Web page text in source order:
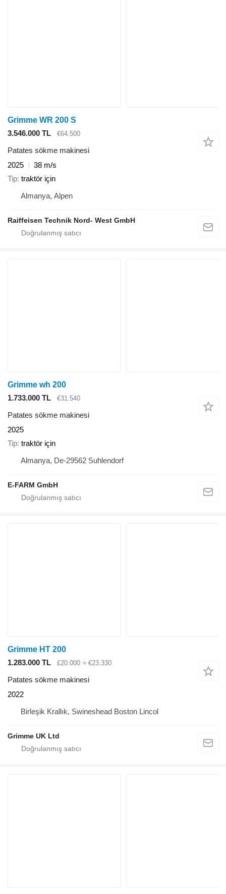
Grimme WR 200 S
3.546.000 TL
€64.500
Patates sökme makinesi
2025
38 m/s
Tip traktör için
Almanya, Alpen
Raiffeisen Technik Nord- West GmbH
Grimme wh 200
1.733.000 TL
€31.540
Patates sökme makinesi
2025
Tip traktör için
Almanya, De-29562 Suhlendorf
E-FARM GmbH
Grimme HT 200
1.283.000 TL
£20.000 ≈ €23.330
Patates sökme makinesi
2022
Birleşik Krallık, Swineshead Boston Lincol
Grimme UK Ltd